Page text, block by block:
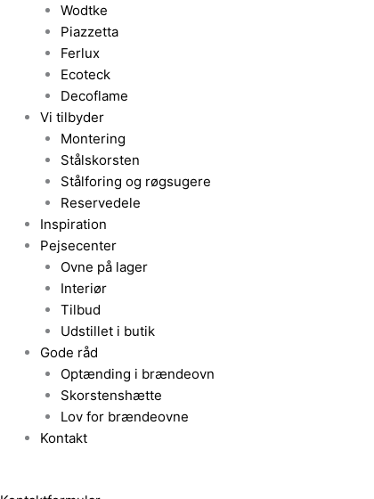
Wodtke
Piazzetta
Ferlux
Ecoteck
Decoflame
Vi tilbyder
Montering
Stålskorsten
Stålforing og røgsugere
Reservedele
Inspiration
Pejsecenter
Ovne på lager
Interiør
Tilbud
Udstillet i butik
Gode råd
Optænding i brændeovn
Skorstenshætte
Lov for brændeovne
Kontakt